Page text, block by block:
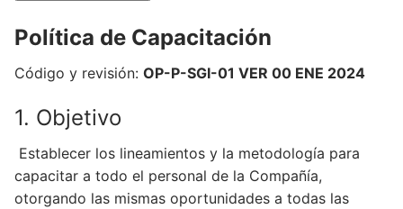
Política de Capacitación
Código y revisión: OP-P-SGI-01 VER 00 ENE 2024
1. Objetivo
Establecer los lineamientos y la metodología para
capacitar a todo el personal de la Compañía,
otorgando las mismas oportunidades a todas las